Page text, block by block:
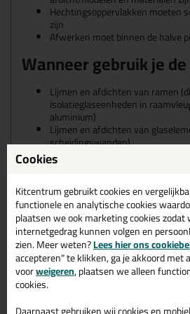
Hechtingsoppervlakken moeten
zijn
Afwerken moet binnen de halve
Wanneer gebruik je
Lijmen en afdichten van ramen
isolatieglaseenheden in
aluminium)
Lijmen en afdichten van
scheidingswanden)
Fabricage van ramen volgens
volgens DIN EN 1627
Benieuwd hoe je dit product het beste
even naar de downloadbare
vinden bij de specificaties.
Geschikte
Ottocoll S81
De Ottocoll S81 hecht goed op aluminium
Cookies
Kitcentrum gebruikt cookies en
functionele en analytische cookies
plaatsen we ook marketing cookies
internetgedrag kunnen volgen en
zien. Meer weten?Lees hier ons
accepteren" te klikken, ga je akkoord met
voorweigeren, plaatsen we alleen
cookies.